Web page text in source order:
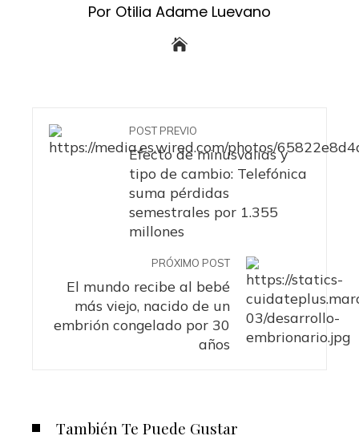
Por Otilia Adame Luevano
POST PREVIO
Efecto de minusvalías y
tipo de cambio: Telefónica
suma pérdidas
semestrales por 1.355
millones
PRÓXIMO POST
El mundo recibe al bebé
más viejo, nacido de un
embrión congelado por 30
años
También Te Puede Gustar